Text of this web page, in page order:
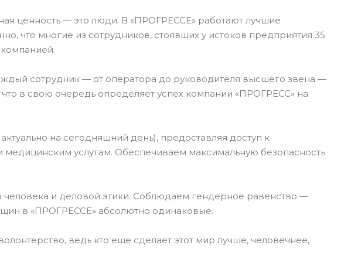
ценность — это люди. В «ПРОГРЕССЕ» работают лучшие
что многие из сотрудников, стоявших у истоков предприятия 35
сотрудник — от оператора до руководителя высшего звена —
в свою очередь определяет успех компании «ПРОГРЕСС» на
на сегодняшний день), предоставляя доступ к
медицинским услугам. Обеспечиваем максимальную безопасность
и деловой этики. Соблюдаем гендерное равенство —
в «ПРОГРЕССЕ» абсолютно одинаковые.
ведь кто еще сделает этот мир лучше, человечнее,